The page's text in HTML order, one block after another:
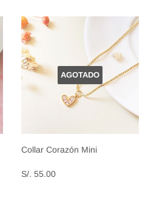
AGOTADO
Collar Corazón Mini
Precio
habitual
S/. 55.00